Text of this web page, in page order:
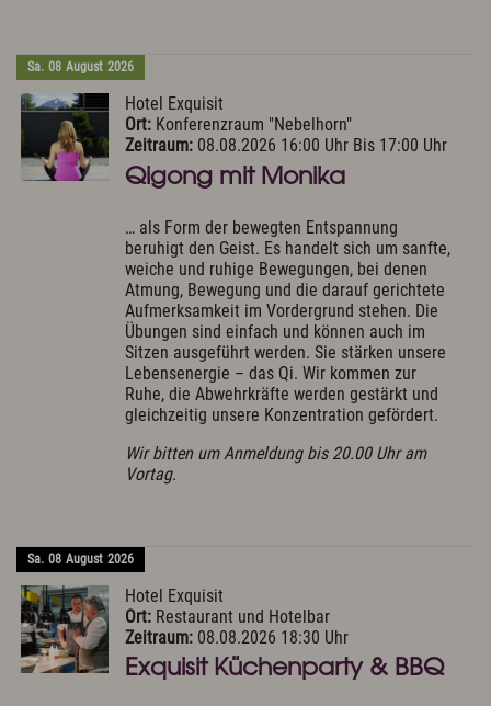
Sa. 08 August 2026
Hotel Exquisit
Ort: Konferenzraum "Nebelhorn"
Zeitraum: 08.08.2026 16:00 Uhr Bis 17:00 Uhr
Qigong mit Monika
… als Form der bewegten Entspannung
beruhigt den Geist. Es handelt sich um sanfte,
weiche und ruhige Bewegungen, bei denen
Atmung, Bewegung und die darauf gerichtete
Aufmerksamkeit im Vordergrund stehen. Die
Übungen sind einfach und können auch im
Sitzen ausgeführt werden. Sie stärken unsere
Lebensenergie – das Qi. Wir kommen zur
Ruhe, die Abwehrkräfte werden gestärkt und
gleichzeitig unsere Konzentration gefördert.
Wir bitten um Anmeldung bis 20.00 Uhr am
Vortag.
Sa. 08 August 2026
Hotel Exquisit
Ort: Restaurant und Hotelbar
Zeitraum: 08.08.2026 18:30 Uhr
Exquisit Küchenparty & BBQ